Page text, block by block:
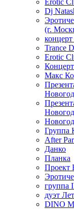
Erotic
Dj
(г.
Trance
Erotic
Макс
Группа
After
Данко
Планка
Проект
группа
дуэт
DINO